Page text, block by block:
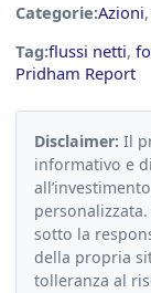
Categorie:Azioni,
Tag:flussi netti,
Pridham Report
Disclaimer: Il
informativo e
sotto la
della propria
tolleranza al